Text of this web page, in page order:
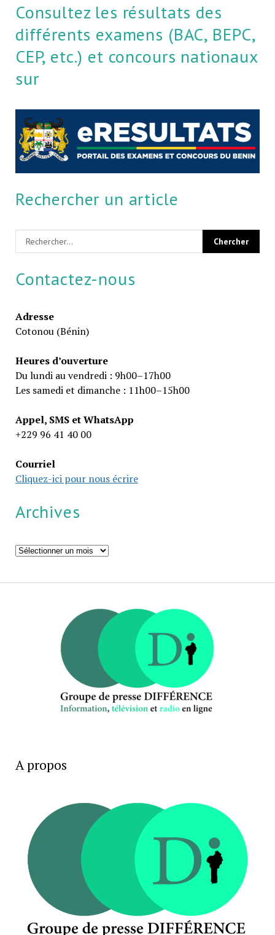
Consultez les résultats des
différents examens (BAC, BEPC,
CEP, etc.) et concours nationaux
sur
Rechercher un article
Contactez-nous
Adresse
Cotonou (Bénin)
Heures d’ouverture
Du lundi au vendredi : 9h00–17h00
Les samedi et dimanche : 11h00–15h00
Appel, SMS et WhatsApp
+229 96 41 40 00
Courriel
Cliquez-ici pour nous écrire
Archives
Archives
A propos